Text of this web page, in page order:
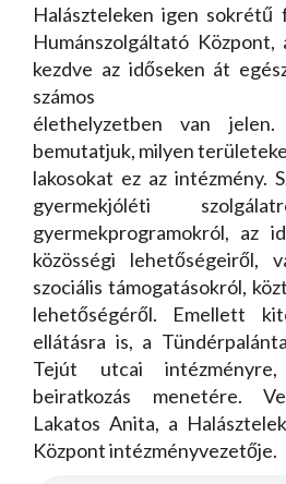
Halászteleken igen
Humánszolgáltató Központ,
kezdve az időseken át
számos
élethelyzetben van
bemutatjuk, milyen
lakosokat ez az intézmény.
gyermekjóléti
gyermekprogramokról, az
közösségi lehetőségeiről,
szociális támogatásokról,
lehetőségéről. Emellett
ellátásra is, a
Tejút utcai
beiratkozás menetére.
Lakatos Anita, a
Központ intézményvezetője.